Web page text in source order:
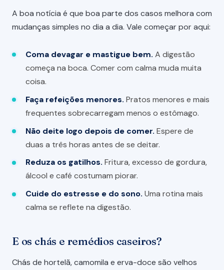
A boa notícia é que boa parte dos casos melhora com
mudanças simples no dia a dia. Vale começar por aqui:
Coma devagar e mastigue bem. A digestão
começa na boca. Comer com calma muda muita
coisa.
Faça refeições menores. Pratos menores e mais
frequentes sobrecarregam menos o estômago.
Não deite logo depois de comer. Espere de
duas a três horas antes de se deitar.
Reduza os gatilhos. Fritura, excesso de gordura,
álcool e café costumam piorar.
Cuide do estresse e do sono. Uma rotina mais
calma se reflete na digestão.
E os chás e remédios caseiros?
Chás de hortelã, camomila e erva-doce são velhos